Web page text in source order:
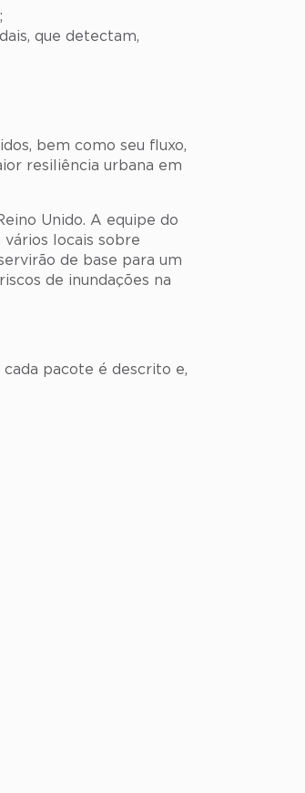
que detectam,
bem como seu fluxo,
resiliência urbana em
Unido. A equipe do
locais sobre
de base para um
de inundações na
pacote é descrito e,